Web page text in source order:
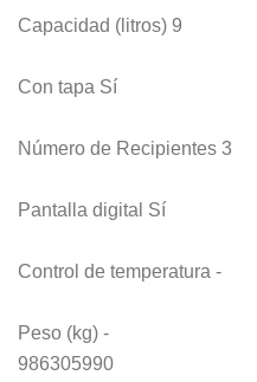
Capacidad (litros) 9
Con tapa Sí
Número de Recipientes 3
Pantalla digital Sí
Control de temperatura -
Peso (kg) -
986305990